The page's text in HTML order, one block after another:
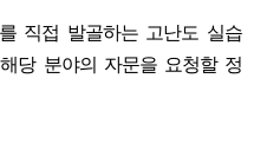
직접 발골하는 고난도 실습
당 분야의 자문을 요청할 정